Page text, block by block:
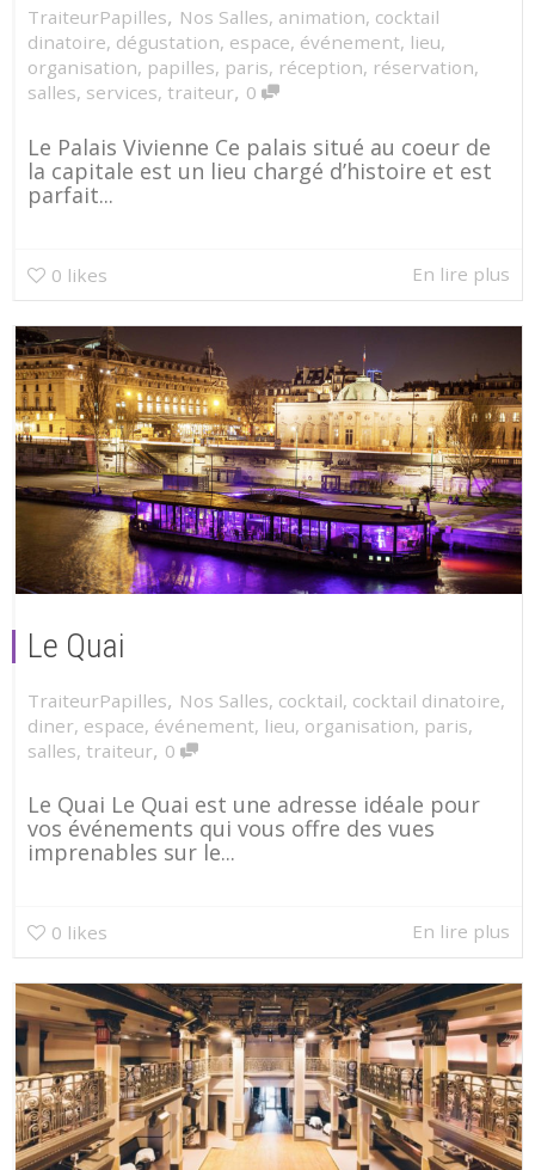
TraiteurPapilles, Nos Salles, animation, cocktail
dinatoire, dégustation, espace, événement, lieu,
organisation, papilles, paris, réception, réservation,
salles, services, traiteur, 0
Le Palais Vivienne Ce palais situé au coeur de
la capitale est un lieu chargé d’histoire et est
parfait...
0 likes En lire plus
Le Quai
TraiteurPapilles, Nos Salles, cocktail, cocktail dinatoire,
diner, espace, événement, lieu, organisation, paris,
salles, traiteur, 0
Le Quai Le Quai est une adresse idéale pour
vos événements qui vous offre des vues
imprenables sur le...
0 likes En lire plus